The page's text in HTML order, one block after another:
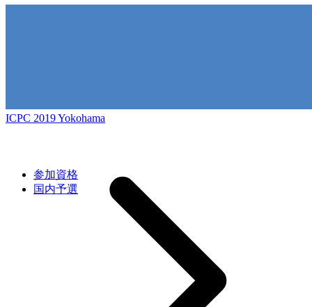
参加資格
国内予選
ICPC 2019 Yokohama